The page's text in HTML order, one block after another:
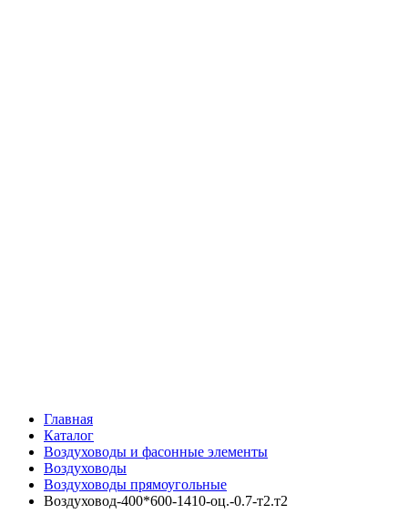
Главная
Каталог
Воздуховоды и фасонные элементы
Воздуховоды
Воздуховоды прямоугольные
Воздуховод-400*600-1410-оц.-0.7-т2.т2